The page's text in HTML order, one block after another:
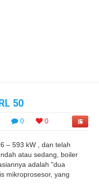
50
0 0
– 593 kW , dan telah
atau sedang, boiler
adalah "dua
mikroprosesor, yang